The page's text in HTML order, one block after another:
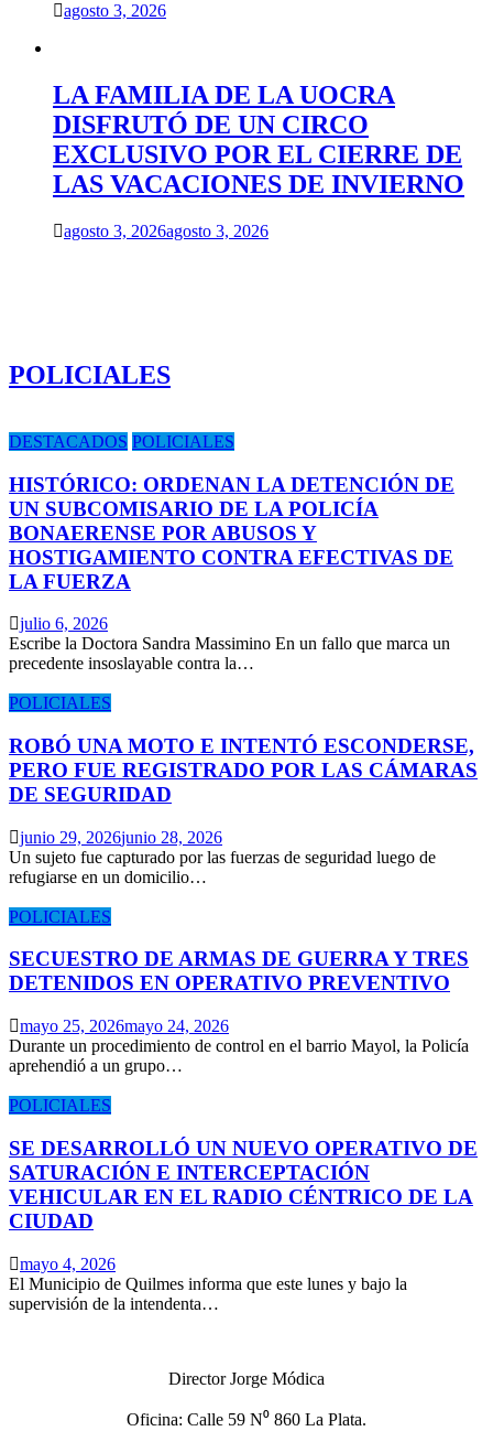
agosto 3, 2026
LA FAMILIA DE LA UOCRA
DISFRUTÓ DE UN CIRCO
EXCLUSIVO POR EL CIERRE DE
LAS VACACIONES DE INVIERNO
agosto 3, 2026agosto 3, 2026
POLICIALES
DESTACADOS POLICIALES
HISTÓRICO: ORDENAN LA DETENCIÓN DE
UN SUBCOMISARIO DE LA POLICÍA
BONAERENSE POR ABUSOS Y
HOSTIGAMIENTO CONTRA EFECTIVAS DE
LA FUERZA
julio 6, 2026
Escribe la Doctora Sandra Massimino En un fallo que marca un
precedente insoslayable contra la…
POLICIALES
ROBÓ UNA MOTO E INTENTÓ ESCONDERSE,
PERO FUE REGISTRADO POR LAS CÁMARAS
DE SEGURIDAD
junio 29, 2026junio 28, 2026
Un sujeto fue capturado por las fuerzas de seguridad luego de
refugiarse en un domicilio…
POLICIALES
SECUESTRO DE ARMAS DE GUERRA Y TRES
DETENIDOS EN OPERATIVO PREVENTIVO
mayo 25, 2026mayo 24, 2026
Durante un procedimiento de control en el barrio Mayol, la Policía
aprehendió a un grupo…
POLICIALES
SE DESARROLLÓ UN NUEVO OPERATIVO DE
SATURACIÓN E INTERCEPTACIÓN
VEHICULAR EN EL RADIO CÉNTRICO DE LA
CIUDAD
mayo 4, 2026
El Municipio de Quilmes informa que este lunes y bajo la
supervisión de la intendenta…
Director Jorge Módica
Oficina: Calle 59 N⁰ 860 La Plata.